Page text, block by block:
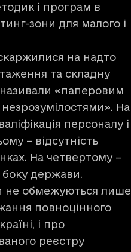
і програм в
зони для малого і
на надто
та складну
називали «паперовим
На
персоналу і
– відсутність
На четвертому –
боку держави.
не обмежуються лише
повноцінного
і про
реєстру